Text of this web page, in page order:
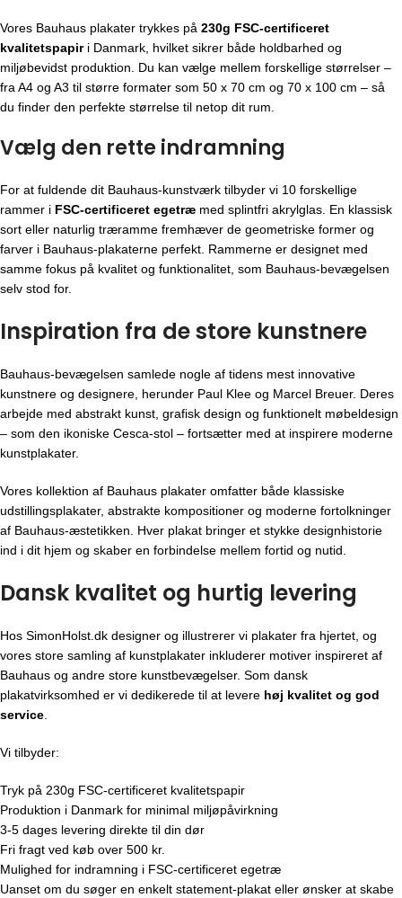
Vores Bauhaus plakater trykkes på 230g FSC-certificeret
kvalitetspapiri Danmark, hvilket sikrer både holdbarhed og
miljøbevidst produktion. Du kan vælge mellem forskellige størrelser –
fra A4 og A3 til større formater som 50 x 70 cm og 70 x 100 cm – så
du finder den perfekte størrelse til netop dit rum.
Vælg den rette indramning
For at fuldende dit Bauhaus-kunstværk tilbyder vi 10 forskellige
rammer i FSC-certificeret egetræ med splintfri akrylglas. En klassisk
sort eller naturlig træramme fremhæver de geometriske former og
farver i Bauhaus-plakaterne perfekt. Rammerne er designet med
samme fokus på kvalitet og funktionalitet, som Bauhaus-bevægelsen
selv stod for.
Inspiration fra de store kunstnere
Bauhaus-bevægelsen samlede nogle af tidens mest innovative
kunstnere og designere, herunder Paul Klee og Marcel Breuer. Deres
arbejde med abstrakt kunst, grafisk design og funktionelt møbeldesign
– som den ikoniske Cesca-stol – fortsætter med at inspirere moderne
kunstplakater.
Vores kollektion af Bauhaus plakater omfatter både klassiske
udstillingsplakater, abstrakte kompositioner og moderne fortolkninger
af Bauhaus-æstetikken. Hver plakat bringer et stykke designhistorie
ind i dit hjem og skaber en forbindelse mellem fortid og nutid.
Dansk kvalitet og hurtig levering
Hos SimonHolst.dk designer og illustrerer vi plakater fra hjertet, og
vores store samling af kunstplakater inkluderer motiver inspireret af
Bauhaus og andre store kunstbevægelser. Som dansk
plakatvirksomhed er vi dedikerede til at levere høj kvalitet og god
service
Vi tilbyder:
Tryk på 230g FSC-certificeret kvalitetspapir
Produktion i Danmark for minimal miljøpåvirkning
3-5 dages levering direkte til din dør
Fri fragt ved køb over 500 kr.
Mulighed for indramning i FSC-certificeret egetræ
Uanset om du søger en enkelt statement-plakat eller ønsker at skabe